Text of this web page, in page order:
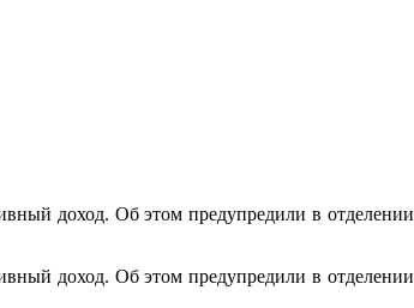
доход. Об этом предупредили в отделении
доход. Об этом предупредили в отделении